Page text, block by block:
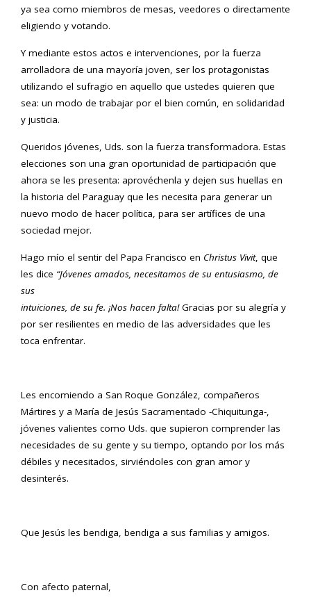
ya sea como miembros de mesas, veedores o directamente
eligiendo y votando.
Y mediante estos actos e intervenciones, por la fuerza
arrolladora de una mayoría joven, ser los protagonistas
utilizando el sufragio en aquello que ustedes quieren que
sea: un modo de trabajar por el bien común, en solidaridad
y justicia.
Queridos jóvenes, Uds. son la fuerza transformadora. Estas
elecciones son una gran oportunidad de participación que
ahora se les presenta: aprovéchenla y dejen sus huellas en
la historia del Paraguay que les necesita para generar un
nuevo modo de hacer política, para ser artífices de una
sociedad mejor.
Hago mío el sentir del Papa Francisco en Christus Vivit, que
les dice “Jóvenes amados, necesitamos de su entusiasmo, de
sus
intuiciones, de su fe. ¡Nos hacen falta!Gracias por su alegría y
por ser resilientes en medio de las adversidades que les
toca enfrentar.
Les encomiendo a San Roque González, compañeros
Mártires y a María de Jesús Sacramentado -Chiquitunga-,
jóvenes valientes como Uds. que supieron comprender las
necesidades de su gente y su tiempo, optando por los más
débiles y necesitados, sirviéndoles con gran amor y
desinterés.
Que Jesús les bendiga, bendiga a sus familias y amigos.
Con afecto paternal,